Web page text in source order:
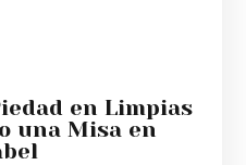
en Limpias
una Misa en